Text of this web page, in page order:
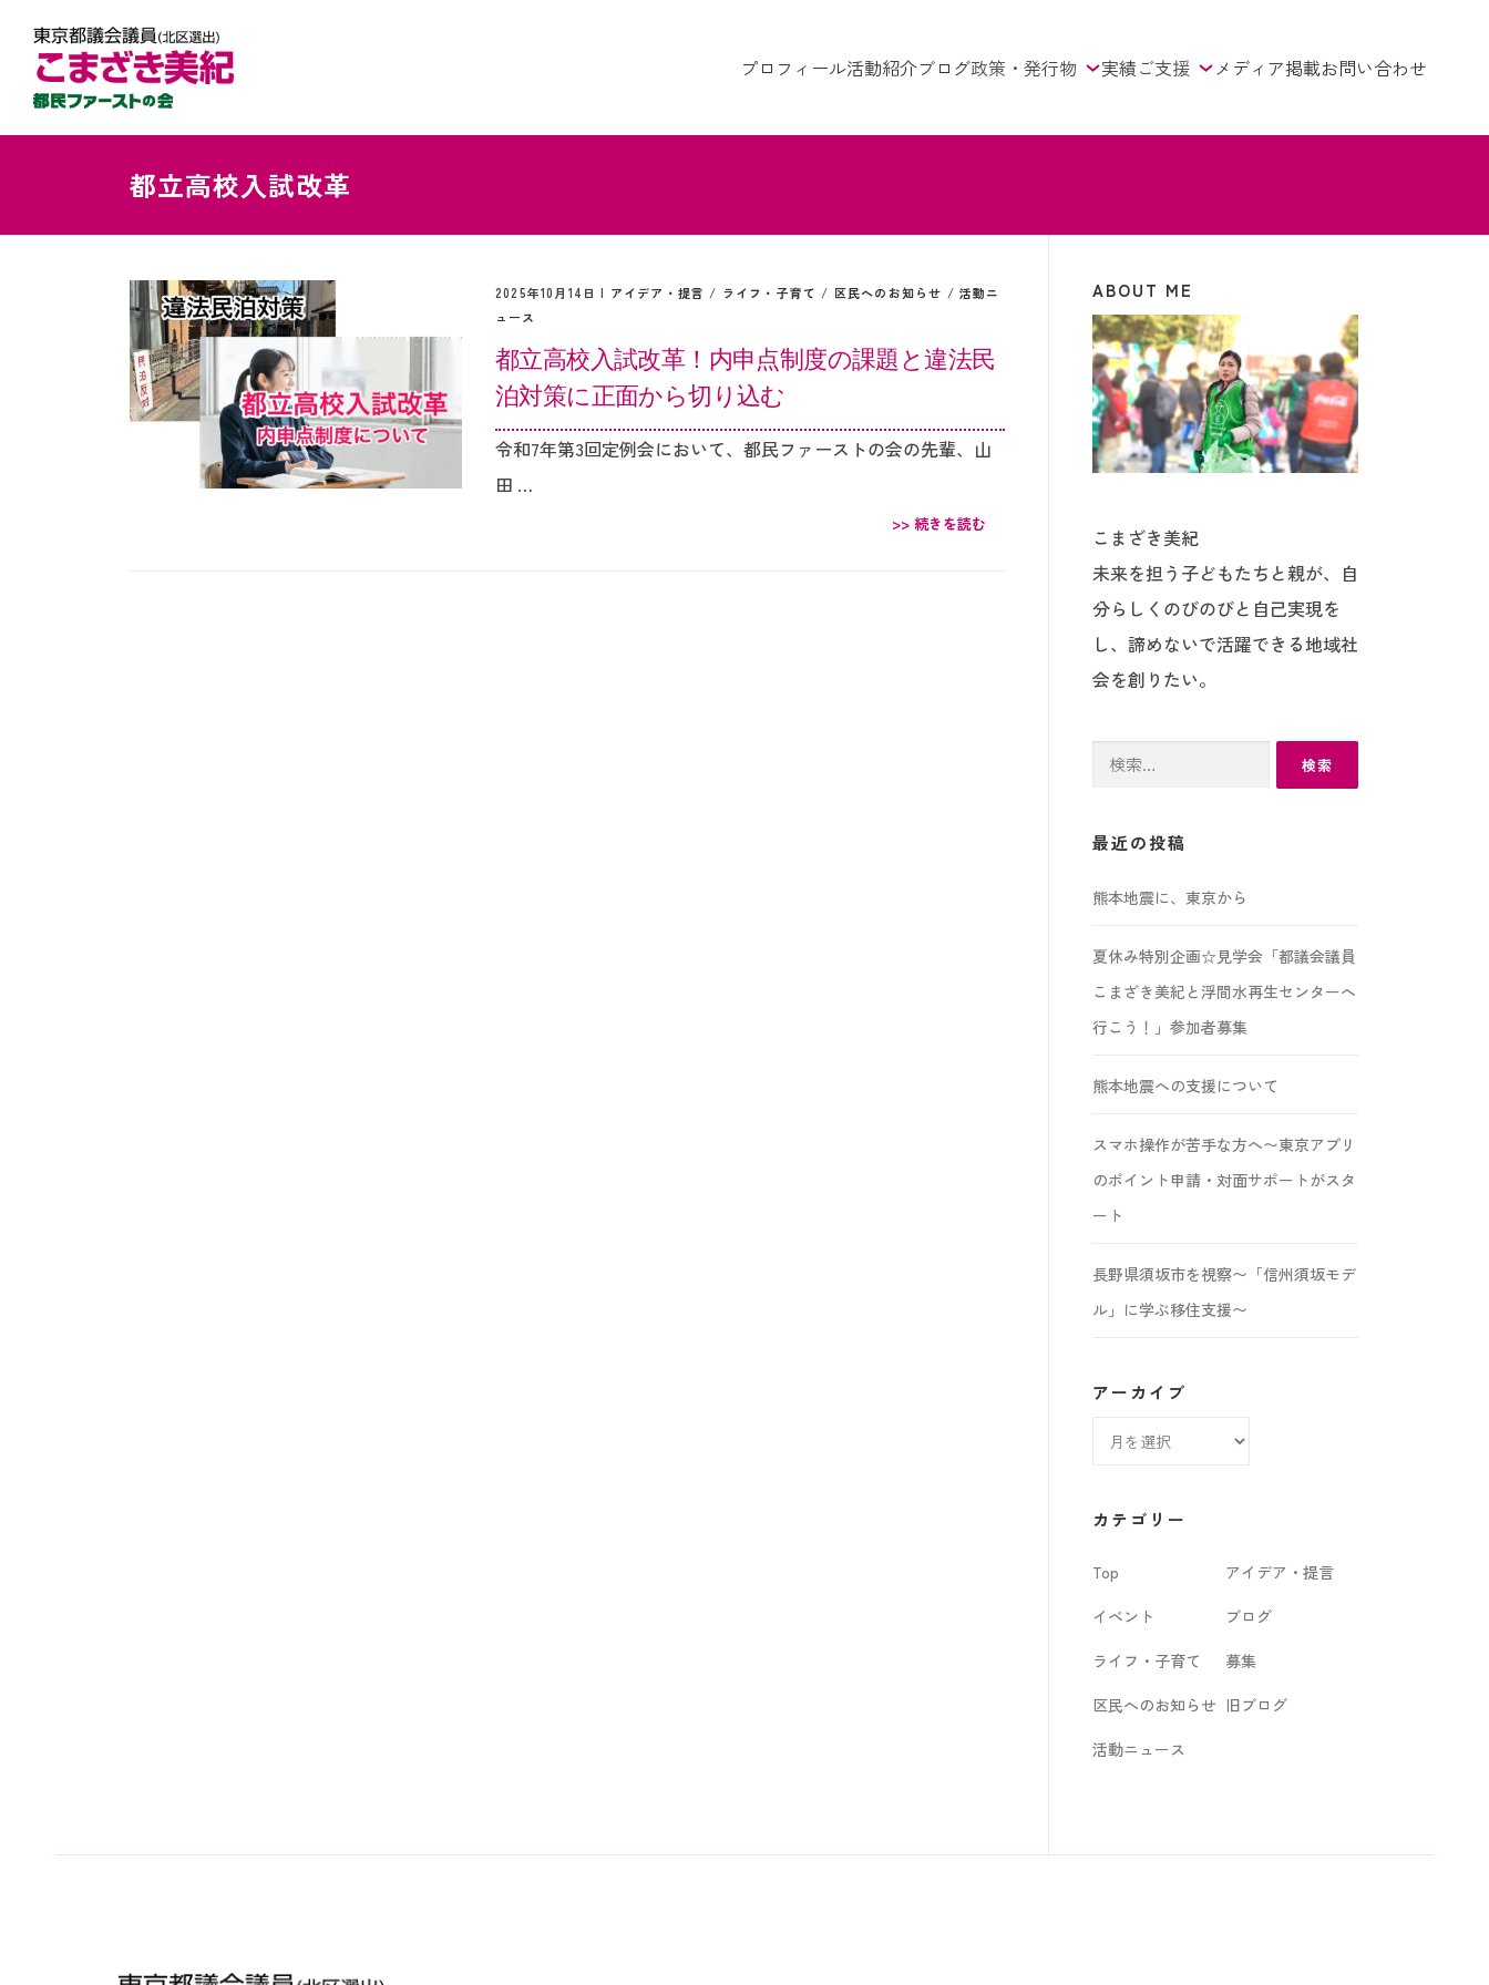
プロフィール活動紹介ブログ政策・発行物 実績ご支援 メディア掲載お問い合わせ
都立高校入試改革
2025年10月14日 | アイデア・提言 / ライフ・子育て / 区民へのお知らせ /活動ニ
ュース
都立高校入試改革！内申点制度の課題と違法民
泊対策に正面から切り込む
令和7年第3回定例会において、都民ファーストの会の先輩、山
田 …
>> 続きを読む
ABOUT ME
こまざき美紀
未来を担う子どもたちと親が、自
分らしくのびのびと自己実現を
し、諦めないで活躍できる地域社
会を創りたい。
最近の投稿
熊本地震に、東京から
夏休み特別企画☆見学会「都議会議員
こまざき美紀と浮間水再生センターへ
行こう！」参加者募集
熊本地震への支援について
スマホ操作が苦手な方へ〜東京アプリ
のポイント申請・対面サポートがスタ
ート
長野県須坂市を視察〜「信州須坂モデ
ル」に学ぶ移住支援〜
アーカイブ
ブ
カテゴリー
Top
アイデア・提言
イベント
ブログ
ライフ・子育て
募集
区民へのお知らせ 旧ブログ
活動ニュース